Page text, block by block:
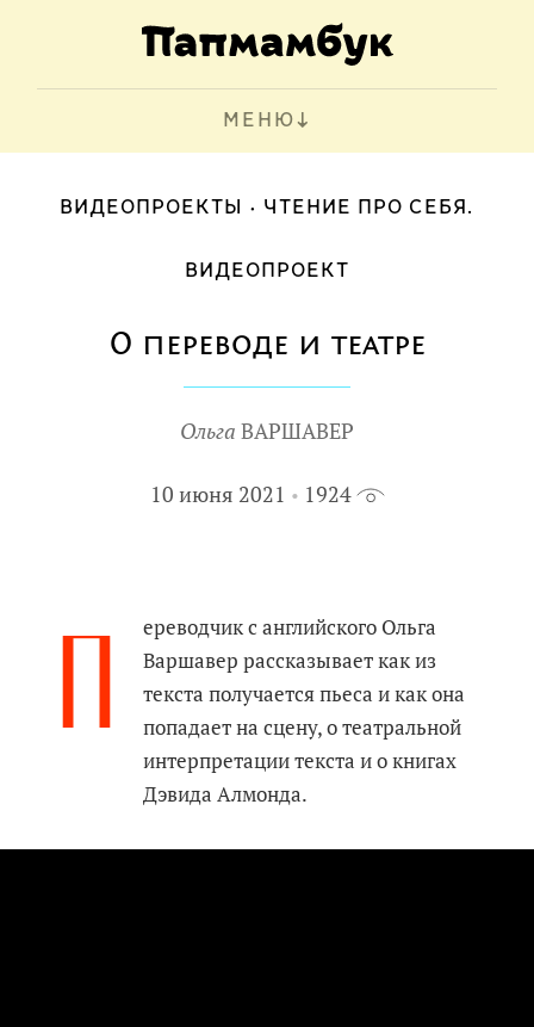
МЕНЮ
ВИДЕОПРОЕКТЫ ЧТЕНИЕ ПРО СЕБЯ.
ВИДЕОПРОЕКТ
О переводе и театре
Ольга ВАРШАВЕР
10 июня 2021 1924
П
ереводчик с английского Ольга
Варшавер рассказывает как из
текста получается пьеса и как она
попадает на сцену, о театральной
интерпретации текста и о книгах
Дэвида Алмонда.